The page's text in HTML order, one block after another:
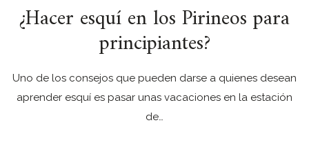
¿Hacer esquí en los Pirineos para
principiantes?
Uno de los consejos que pueden darse a quienes desean
aprender esquí es pasar unas vacaciones en la estación
de…